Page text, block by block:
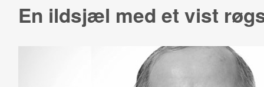
En ildsjæl med et vist